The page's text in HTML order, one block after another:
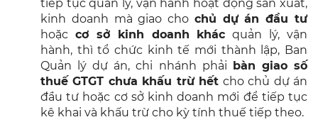
tiếp tục quản lý, vận hành hoạt động sản xuất,
kinh doanh mà giao cho chủ dự án đầu tư
hoặc cơ sở kinh doanh khác quản lý, vận
hành, thì tổ chức kinh tế mới thành lập, Ban
Quản lý dự án, chi nhánh phải bàn giao số
thuế GTGT chưa khấu trừ hết cho chủ dự án
đầu tư hoặc cơ sở kinh doanh mới để tiếp tục
kê khai và khấu trừ cho kỳ tính thuế tiếp theo.